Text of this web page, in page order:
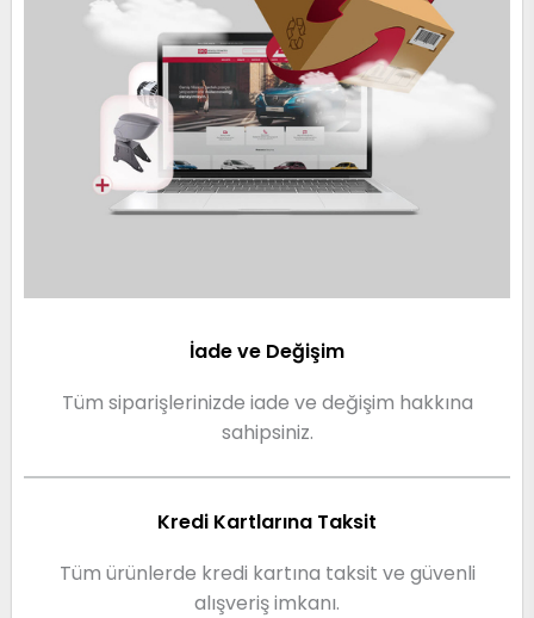
İade ve Değişim
Tüm siparişlerinizde iade ve değişim hakkına
sahipsiniz.
Kredi Kartlarına Taksit
Tüm ürünlerde kredi kartına taksit ve güvenli
alışveriş imkanı.